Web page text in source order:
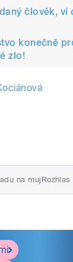
člověk,
konečně
zlo!
na mujRozhlas